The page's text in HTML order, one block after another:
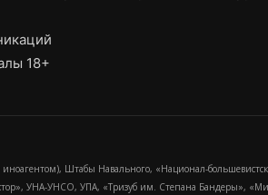
18+
Штабы Навального, «Национал-
УНА-УНСО, УПА, «Тризуб им. Степана Бандеры»,